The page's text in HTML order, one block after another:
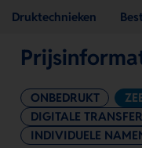
Druktechnieken
ONBEDRUKT
DIGITALE TRANSFER
INDIVIDUELE